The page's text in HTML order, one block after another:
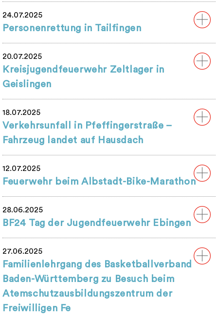
24.07.2025
Personenrettung in Tailfingen
20.07.2025
Kreisjugendfeuerwehr Zeltlager in
Geislingen
18.07.2025
Verkehrsunfall in Pfeffingerstraße –
Fahrzeug landet auf Hausdach
12.07.2025
Feuerwehr beim Albstadt-Bike-Marathon
28.06.2025
BF24 Tag der Jugendfeuerwehr Ebingen
27.06.2025
Familienlehrgang des Basketballverband
Baden-Württemberg zu Besuch beim
Atemschutzausbildungszentrum der
Freiwilligen Fe